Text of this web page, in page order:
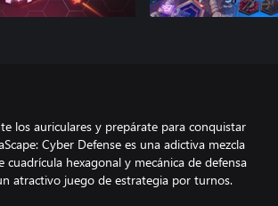
los auriculares y prepárate para conquistar
Cyber Defense es una adictiva mezcla
cuadrícula hexagonal y mecánica de defensa
atractivo juego de estrategia por turnos.